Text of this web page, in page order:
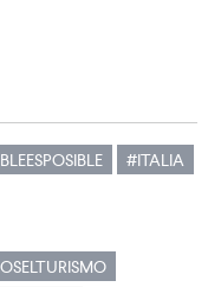
#ITALIA